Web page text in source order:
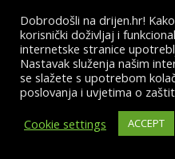
Način
© Drijen d.o.o. –
Dobrodošli na drijen.hr!
korisnički doživljaj i
internetske stranice
Nastavak služenja našim
se slažete s upotrebom
poslovanja i uvjetima o
Cookie settings
ACCEPT